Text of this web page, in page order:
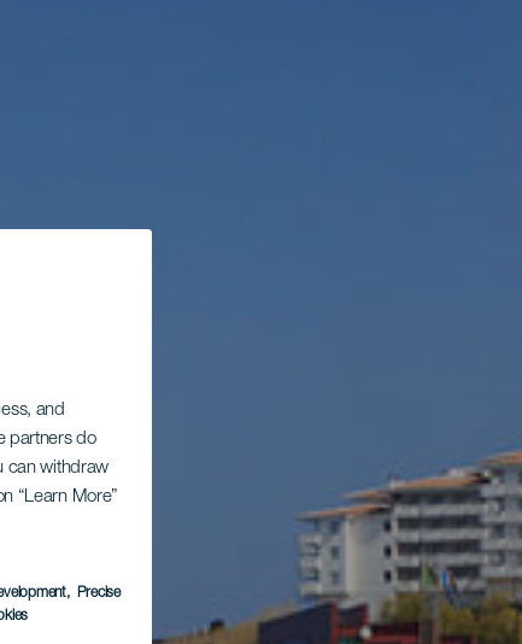
and
partners do
can withdraw
“Learn More”
, Precise